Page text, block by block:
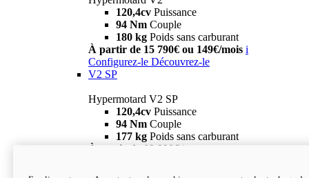
120,4cv Puissance
94 Nm Couple
180 kg Poids sans carburant
À partir de 15 790€ ou 149€/mois i
Configurez-le Découvrez-le
V2 SP
Hypermotard V2 SP
120,4cv Puissance
94 Nm Couple
177 kg Poids sans carburant
À partir de 19 990€ i
new
V2 SP 100